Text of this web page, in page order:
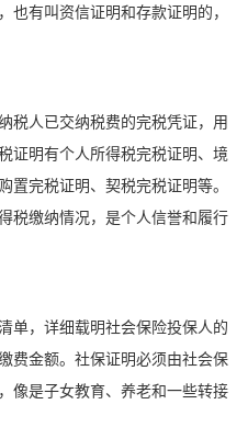
也有叫资信证明和存款证明的，
税人已交纳税费的完税凭证，用
证明有个人所得税完税证明、境
置完税证明、契税完税证明等。
税缴纳情况，是个人信誉和履行
单，详细载明社会保险投保人的
费金额。社保证明必须由社会保
像是子女教育、养老和一些转接